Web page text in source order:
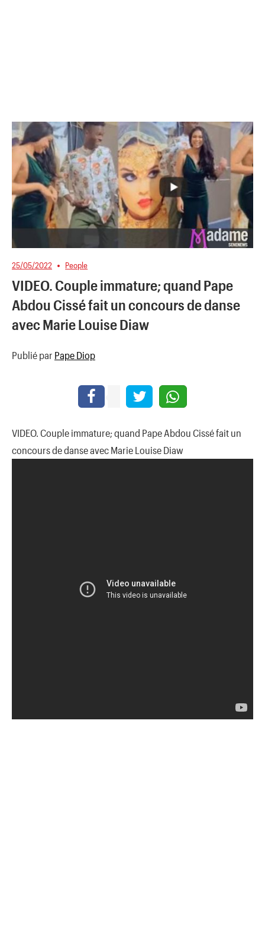
25/05/2022 People
VIDEO. Couple immature; quand Pape
Abdou Cissé fait un concours de danse
avec Marie Louise Diaw
Publié par Pape Diop
VIDEO. Couple immature; quand Pape Abdou Cissé fait un
concours de danse avec Marie Louise Diaw